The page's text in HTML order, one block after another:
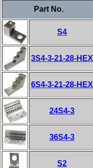
Part No.
S4
3S4-3-21-28-HEX
6S4-3-21-28-HEX
24S4-3
36S4-3
S2